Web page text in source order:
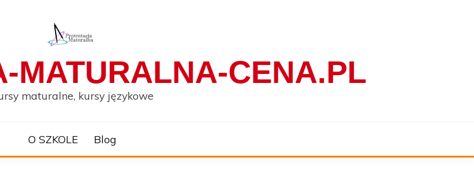
MATURALNA-CENA.PL
maturalne, kursy językowe
O SZKOLE Blog